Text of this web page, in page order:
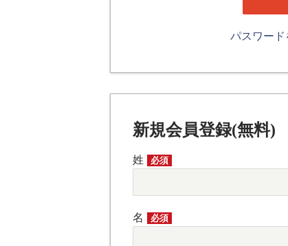
パスワード
新規会員登録(無料)
姓 必須
名 必須